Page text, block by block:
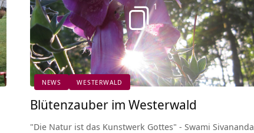
1
NEWS WESTERWALD
Blütenzauber im Westerwald
"Die Natur ist das Kunstwerk Gottes" - Swami Sivananda